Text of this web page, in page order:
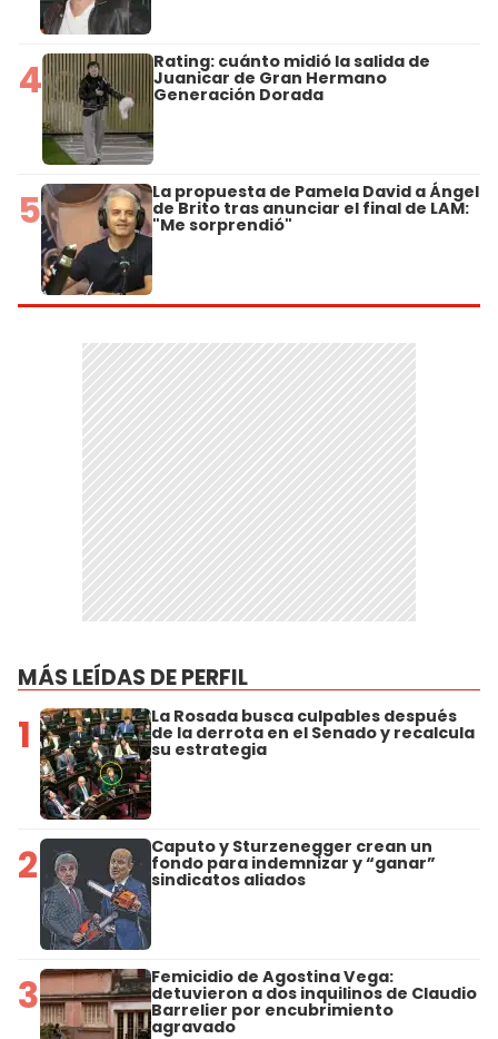
4 Rating: cuánto midió la salida de
Juanicar de Gran Hermano
Generación Dorada
5 La propuesta de Pamela David a Ángel
de Brito tras anunciar el final de LAM:
"Me sorprendió"
MÁS LEÍDAS DE PERFIL
1 La Rosada busca culpables después
de la derrota en el Senado y recalcula
su estrategia
2 Caputo y Sturzenegger crean un
fondo para indemnizar y “ganar”
sindicatos aliados
3 Femicidio de Agostina Vega:
detuvieron a dos inquilinos de Claudio
Barrelier por encubrimiento
agravado